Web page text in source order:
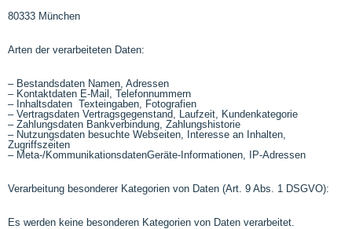
80333 München
Arten der verarbeiteten Daten:
– Bestandsdaten Namen, Adressen
– Kontaktdaten E-Mail, Telefonnummern
– Inhaltsdaten Texteingaben, Fotografien
– Vertragsdaten Vertragsgegenstand, Laufzeit, Kundenkategorie
– Zahlungsdaten Bankverbindung, Zahlungshistorie
– Nutzungsdaten besuchte Webseiten, Interesse an Inhalten,
Zugriffszeiten
– Meta-/KommunikationsdatenGeräte-Informationen, IP-Adressen
Verarbeitung besonderer Kategorien von Daten (Art. 9 Abs. 1 DSGVO):
Es werden keine besonderen Kategorien von Daten verarbeitet.